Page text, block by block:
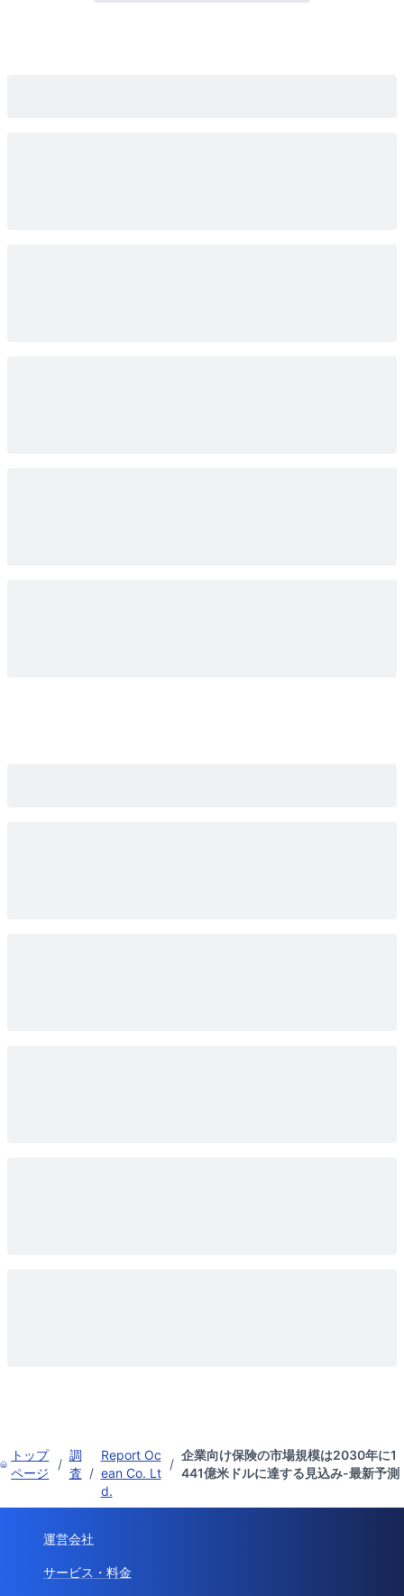
トップ
ページ
/
調
査 /
Report Oc
ean Co. Lt
d.
/
企業向け保険の市場規模は2030年に1
441億米ドルに達する見込み-最新予測
運営会社
サービス・料金